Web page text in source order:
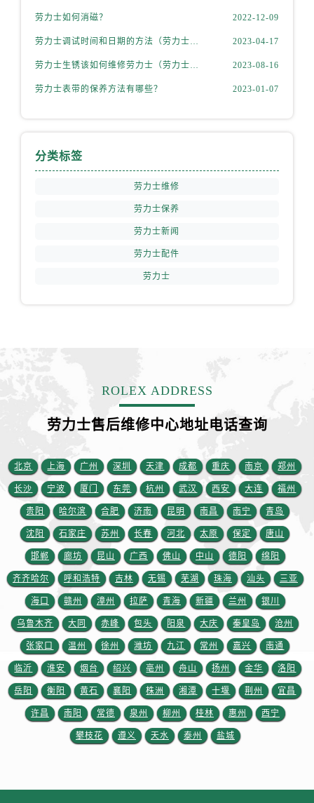
劳力士如何消磁？ 2022-12-09
劳力士调试时间和日期的方法（劳力士该如何调试） 2023-04-17
劳力士生锈该如何维修劳力士（劳力士生锈怎么处理） 2023-08-16
劳力士表带的保养方法有哪些？ 2023-01-07
分类标签
劳力士维修
劳力士保养
劳力士新闻
劳力士配件
劳力士
ROLEX ADDRESS
劳力士售后维修中心地址电话查询
北京 上海 广州 深圳 天津 成都 重庆 南京 郑州
长沙 宁波 厦门 东莞 杭州 武汉 西安 大连 福州
贵阳 哈尔滨 合肥 济南 昆明 南昌 南宁 青岛
沈阳 石家庄 苏州 长春 河北 太原 保定 唐山
邯郸 廊坊 昆山 广西 佛山 中山 德阳 绵阳
齐齐哈尔 呼和浩特 吉林 无锡 芜湖 珠海 汕头 三亚
海口 赣州 漳州 拉萨 青海 新疆 兰州 银川
乌鲁木齐 大同 赤峰 包头 阳泉 大庆 秦皇岛 沧州
张家口 温州 徐州 潍坊 九江 常州 嘉兴 南通
临沂 淮安 烟台 绍兴 亳州 舟山 扬州 金华 洛阳
岳阳 衡阳 黄石 襄阳 株洲 湘潭 十堰 荆州 宜昌
许昌 南阳 常德 泉州 柳州 桂林 惠州 西宁
攀枝花 遵义 天水 泰州 盐城